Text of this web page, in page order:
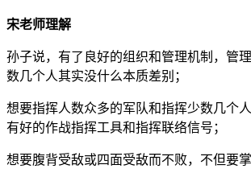
宋老师理解
孙子说，有了良好的组织和管理机制，管
数几个人其实没什么本质差别；
想要指挥人数众多的军队和指挥少数几个
有好的作战指挥工具和指挥联络信号；
想要腹背受敌或四面受敌而不败，不但要